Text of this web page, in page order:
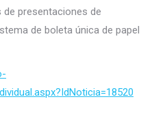
presentaciones de
de boleta única de papel